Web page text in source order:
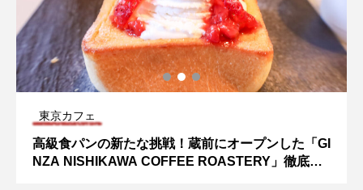
東京カフェ
高級食パンの新たな挑戦！蔵前にオープンした「GI
NZA NISHIKAWA COFFEE ROASTERY」徹底レ